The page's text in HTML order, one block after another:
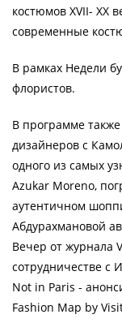
костюмов XVII- XX
современные
В рамках Недели
флористов.
В программе
дизайнеров с
одного из самых
Azukar Moreno,
аутентичном
Абдурахмановой
Вечер от журнала
сотрудничестве с
Not in Paris -
Fashion Map by